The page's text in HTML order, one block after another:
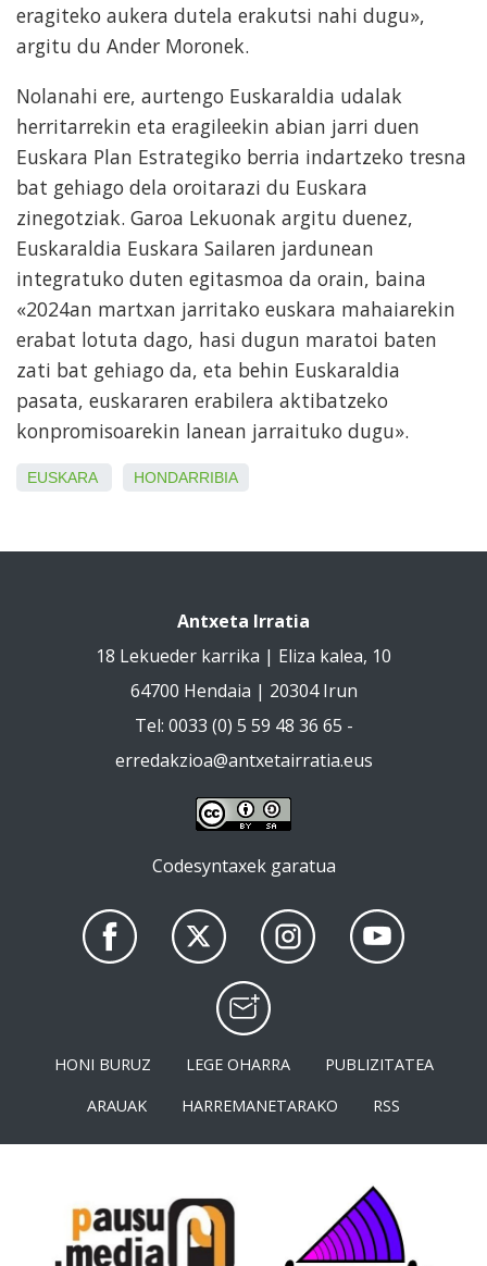
eragiteko aukera dutela erakutsi nahi dugu»,
argitu du Ander Moronek.
Nolanahi ere, aurtengo Euskaraldia udalak
herritarrekin eta eragileekin abian jarri duen
Euskara Plan Estrategiko berria indartzeko tresna
bat gehiago dela oroitarazi du Euskara
zinegotziak. Garoa Lekuonak argitu duenez,
Euskaraldia Euskara Sailaren jardunean
integratuko duten egitasmoa da orain, baina
«2024an martxan jarritako euskara mahaiarekin
erabat lotuta dago, hasi dugun maratoi baten
zati bat gehiago da, eta behin Euskaraldia
pasata, euskararen erabilera aktibatzeko
konpromisoarekin lanean jarraituko dugu».
EUSKARA HONDARRIBIA
Antxeta Irratia
18 Lekueder karrika | Eliza kalea, 10
64700 Hendaia | 20304 Irun
Tel: 0033 (0) 5 59 48 36 65 -
erredakzioa@antxetairratia.eus
Codesyntaxek garatua
HONI BURUZ LEGE OHARRA
PUBLIZITATEA
ARAUAK
HARREMANETARAKO RSS